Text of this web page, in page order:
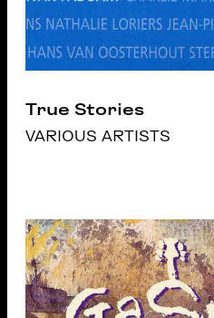
True Stories
VARIOUS ARTISTS